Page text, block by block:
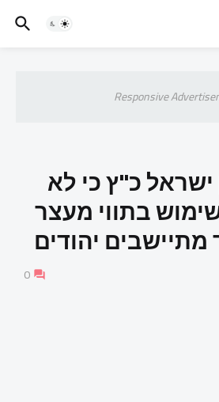
Responsive
כ"ץ כי לא
בתווי מעצר
מתיישבים יהודים
0